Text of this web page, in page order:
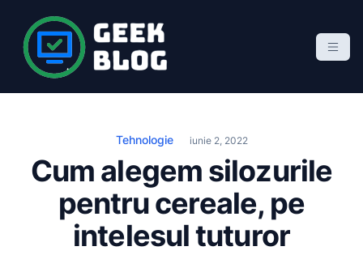
t Geek Blog
blog de marketing online
Tehnologie iunie 2, 2022
Cum alegem silozurile
pentru cereale, pe
intelesul tuturor